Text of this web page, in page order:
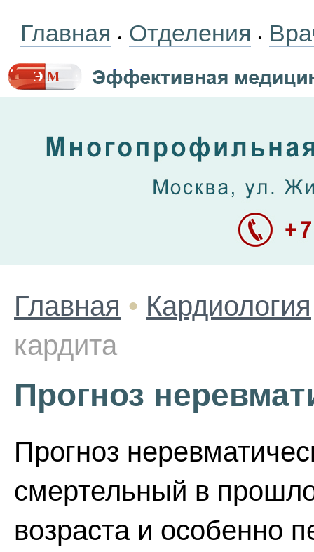
Главная • Отделения •
Главная • Кардиология
кардита
Прогноз
Прогноз
смертельный в
возраста и особенно